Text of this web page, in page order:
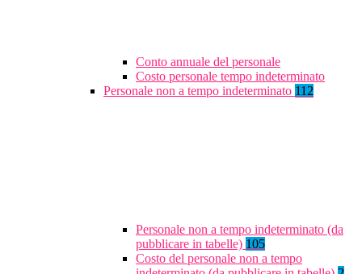
Conto annuale del personale
Costo personale tempo indeterminato
Personale non a tempo indeterminato 112
Personale non a tempo indeterminato (da
pubblicare in tabelle) 105
Costo del personale non a tempo